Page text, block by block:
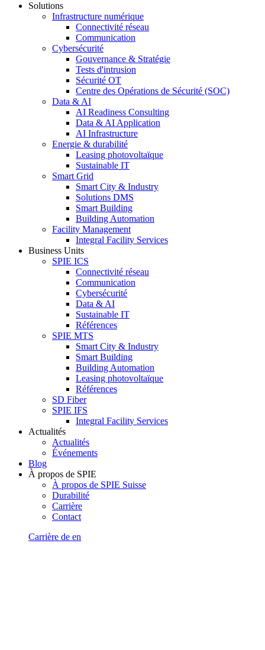
Solutions
Infrastructure numérique
Connectivité réseau
Communication
Cybersécurité
Gouvernance & Stratégie
Tests d'intrusion
Sécurité OT
Centre des Opérations de Sécurité (SOC)
Data & AI
AI Readiness Consulting
Data & AI Application
AI Infrastructure
Energie & durabilité
Leasing photovoltaïque
Sustainable IT
Smart Grid
Smart City & Industry
Solutions DMS
Smart Building
Building Automation
Facility Management
Integral Facility Services
Business Units
SPIE ICS
Connectivité réseau
Communication
Cybersécurité
Data & AI
Sustainable IT
Références
SPIE MTS
Smart City & Industry
Smart Building
Building Automation
Leasing photovoltaïque
Références
SD Fiber
SPIE IFS
Integral Facility Services
Actualités
Actualités
Événements
Blog
À propos de SPIE
À propos de SPIE Suisse
Durabilité
Carrière
Contact
Carrière de en